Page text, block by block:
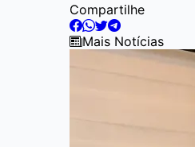
Compartilhe
Mais Notícias